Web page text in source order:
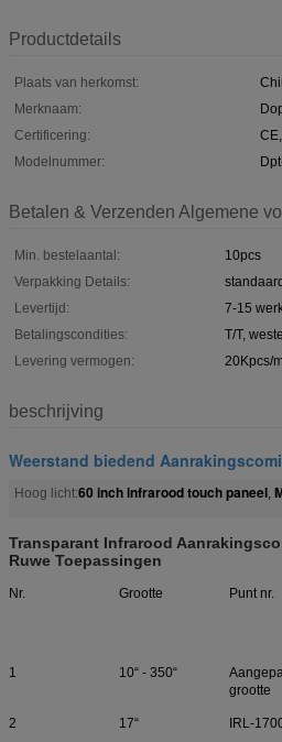
Productdetails
Plaats van herkomst:
Merknaam:
Certificering:
Modelnummer:
Betalen & Verzenden Algemene
Min. bestelaantal:
10pcs
Verpakking Details:
Levertijd:
7-15
Betalingscondities:
T/T,
Levering vermogen:
20Kpcs/
beschrijving
Weerstand biedend
Hoog licht:60 inch infrarood touch paneel,
Transparant Infrarood
Ruwe Toepassingen
Nr. Grootte Punt nr.
1 10“ - 350“
grootte
2 17“ IRL-